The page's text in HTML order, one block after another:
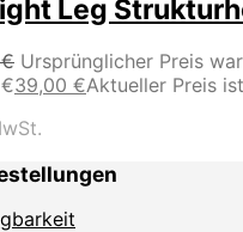
Leg
€ Ursprünglicher Preis
39,00 €Aktueller Preis